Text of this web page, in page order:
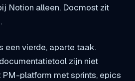
Notion alleen. Docmost zit
een vierde, aparte taak.
zijn niet
platform met sprints, epics